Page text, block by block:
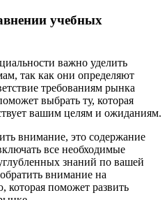
учебных
важно уделить
так как они определяют
требованиям рынка
выбрать ту, которая
вашим целям и ожиданиям.
внимание, это содержание
все необходимые
знаний по вашей
внимание на
поможет развить